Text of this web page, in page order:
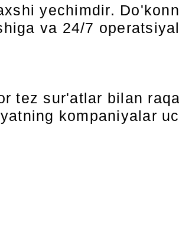
yechimdir.
va 24/7
tez sur'atlar bilan
kompaniyalar